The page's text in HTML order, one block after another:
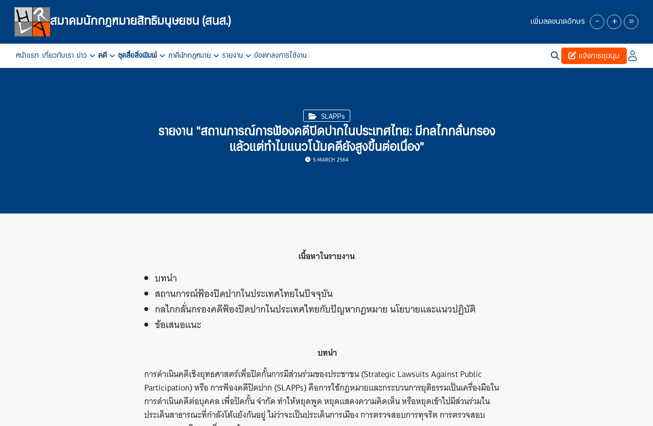
Skip
content
สมาคมนักกฎหมายสิทธิมนุษยชน (สนส.) เพิ่มลดขนาดอักษร - + =
หน้าแรก เกี่ยวกับเรา ข่าว คดี ชุดสื่อสิ่งพิมพ์ ภาคีนักกฎหมาย รายงาน ข้อตกลงการใช้งาน แจ้งการชุมนุม
SLAPPs
รายงาน “สถานการณ์การฟ้องคดีปิดปากในประเทศไทย: มีกลไกกลั่นกรอง
แล้วแต่ทำไมแนวโน้มคดียังสูงขึ้นต่อเนื่อง”
5 MARCH 2564
เนื้อหาในรายงาน
บทนำ
สถานการณ์ฟ้องปิดปากในประเทศไทยในปัจจุบัน
กลไกกลั่นกรองคดีฟ้องปิดปากในประเทศไทยกับปัญหากฎหมาย นโยบายและแนวปฏิบัติ
ข้อเสนอแนะ
บทนำ
การดำเนินคดีเชิงยุทธศาสตร์เพื่อปิดกั้นการมีส่วนร่วมของประชาชน (Strategic Lawsuits Against Public
Participation) หรือ การฟ้องคดีปิดปาก (SLAPPs) คือการใช้กฎหมายและกระบวนการยุติธรรมเป็นเครื่องมือใน
การดำเนินคดีต่อบุคคล เพื่อปิดกั้น จำกัด ทำให้หยุดพูด หยุดแสดงความคิดเห็น หรือหยุดเข้าไปมีส่วนร่วมใน
ประเด็นสาธารณะที่กำลังโต้แย้งกันอยู่ ไม่ว่าจะเป็นประเด็นการเมือง การตรวจสอบการทุจริต การตรวจสอบ